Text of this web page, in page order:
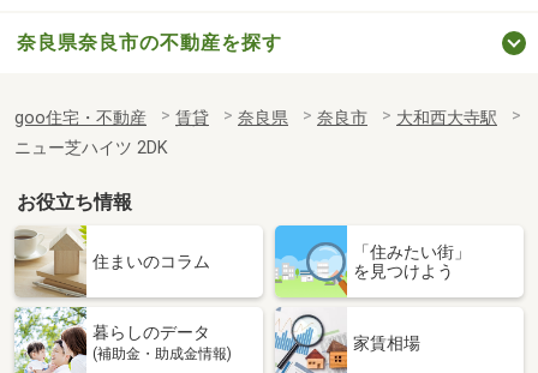
奈良県奈良市の不動産を探す
goo住宅・不動産 賃貸 奈良県 奈良市
大和西大寺駅
ニュー芝ハイツ 2DK
お役立ち情報
住まいのコラム
「住みたい街」
を見つけよう
暮らしのデータ
(補助金・助成金情報)
家賃相場